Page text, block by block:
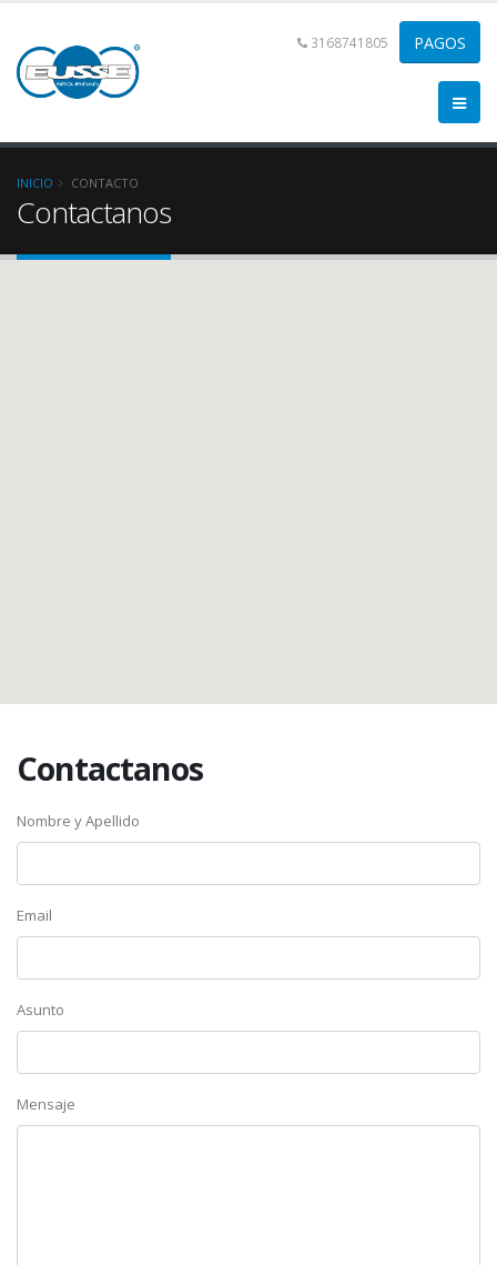
3168741805
INICIO CONTACTO
Contactanos
Contactanos
Nombre y Apellido
Email
Asunto
Mensaje